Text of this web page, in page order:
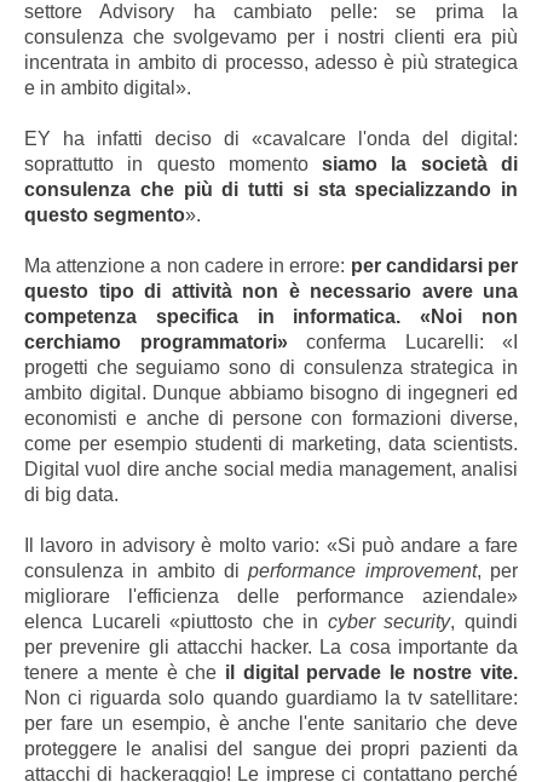
settore Advisory ha cambiato pelle: se prima la
consulenza che svolgevamo per i nostri clienti era più
incentrata in ambito di processo, adesso è più strategica
e in ambito digital».
EY ha infatti deciso di «cavalcare l'onda del digital:
soprattutto in questo momentosiamo la società di
consulenza che più di tutti si sta specializzando in
questo segmento».
Ma attenzione a non cadere in errore: per candidarsi per
questo tipo di attività non è necessario avere una
competenza specifica in informatica. «Noi non
cerchiamo programmatori»conferma Lucarelli: «I
progetti che seguiamo sono di consulenza strategica in
ambito digital. Dunque abbiamo bisogno di ingegneri ed
economisti e anche di persone con formazioni diverse,
come per esempio studenti di marketing, data scientists.
Digital vuol dire anche social media management, analisi
di big data.
Il lavoro in advisory è molto vario: «Si può andare a fare
consulenza in ambito diperformance improvement, per
migliorare l'efficienza delle performance aziendale»
elenca Lucareli «piuttosto che in cyber security, quindi
per prevenire gli attacchi hacker. La cosa importante da
tenere a mente è che il digital pervade le nostre vite.
Non ci riguarda solo quando guardiamo la tv satellitare:
per fare un esempio, è anche l'ente sanitario che deve
proteggere le analisi del sangue dei propri pazienti da
attacchi di hackeraggio! Le imprese ci contattano perché